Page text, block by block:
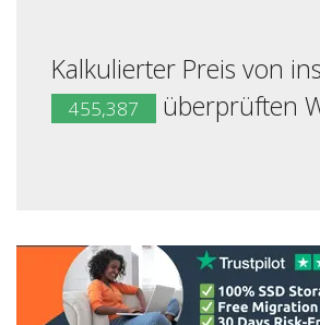
Kalkulierter Preis von
455,387 überprüften